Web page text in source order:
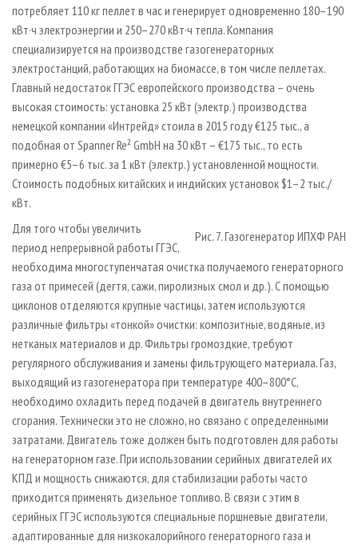
потребляет 110 кг пеллет в час и генерирует одновременно 180–190
кВт·ч электроэнергии и 250–270 кВт·ч тепла. Компания
специализируется на производстве газогенераторных
электростанций, работающих на биомассе, в том числе пеллетах.
Главный недостаток ГГЭС европейского производства – очень
высокая стоимость: установка 25 кВт (электр.) производства
немецкой компании «Интрейд» стоила в 2015 году €125 тыс., а
подобная от Spanner Re² GmbH на 30 кВт – €175 тыс., то есть
примерно €5–6 тыс. за 1 кВт (электр.) установленной мощности.
Стоимость подобных китайских и индийских установок $1–2 тыс./
кВт.
Рис. 7. Газогенератор ИПХФ РАН
Для того чтобы увеличить
период непрерывной работы ГГЭС,
необходима многоступенчатая очистка получаемого генераторного
газа от примесей (дегтя, сажи, пиролизных смол и др.). С помощью
циклонов отделяются крупные частицы, затем используются
различные фильтры «тонкой» очистки: композитные, водяные, из
нетканых материалов и др. Фильтры громоздкие, требуют
регулярного обслуживания и замены фильтрующего материала. Газ,
выходящий из газогенератора при температуре 400–800°С,
необходимо охладить перед подачей в двигатель внутреннего
сгорания. Технически это не сложно, но связано с определенными
затратами. Двигатель тоже должен быть подготовлен для работы
на генераторном газе. При использовании серийных двигателей их
КПД и мощность снижаются, для стабилизации работы часто
приходится применять дизельное топливо. В связи с этим в
серийных ГГЭС используются специальные поршневые двигатели,
адаптированные для низкокалорийного генераторного газа и